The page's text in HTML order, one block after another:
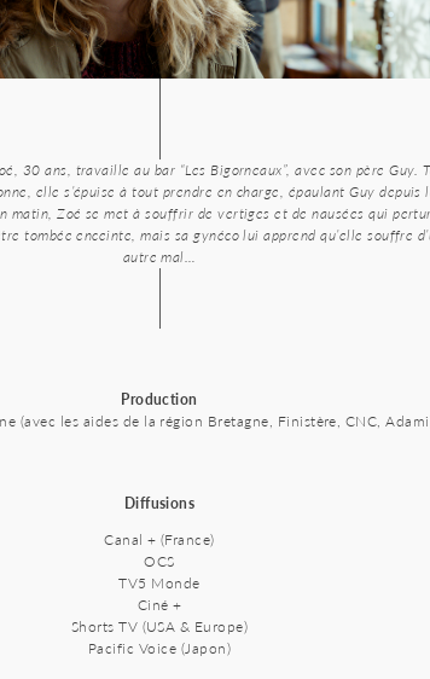
30 ans, travaille au bar “Les Bigorneaux”, avec son père Guy.
elle s’épuise à tout prendre en charge, épaulant Guy depuis
matin, Zoé se met à souffrir de vertiges et de nausées qui
tombée enceinte, mais sa gynéco lui apprend qu’elle souffre
autre mal…
Production
(avec les aides de la région Bretagne, Finistère, CNC,
Diffusions
Canal + (France)
OCS
TV5 Monde
Ciné +
Shorts TV (USA & Europe)
Pacific Voice (Japon)